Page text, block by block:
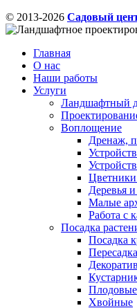
© 2013-2026 Садовый
Главная
О нас
Наши работы
Услуги
Ландшафтный
Воплощение
Дренаж,
Деревья
Малые
Работа с
Посадка
Посадка
Плодовые
Хвойные